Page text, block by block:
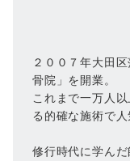
２００７年大田
骨院」を開業。
これまで一万人
る的確な施術で人
修行時代に学ん